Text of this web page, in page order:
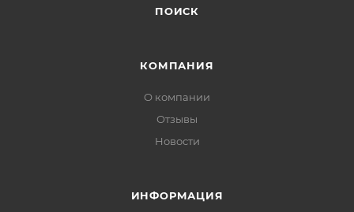
ПОИСК
КОМПАНИЯ
О компании
Отзывы
Новости
ИНФОРМАЦИЯ